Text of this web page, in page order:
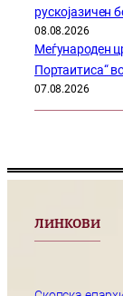
рускојазичен
08.08.2026
Меѓународен
Портаитиса“
07.08.2026
ЛИНКОВИ